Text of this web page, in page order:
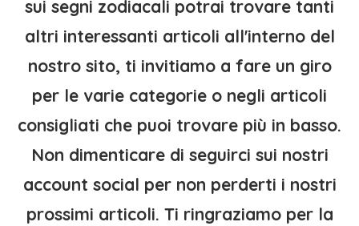
sui segni zodiacali potrai trovare tanti
altri interessanti articoli all'interno del
nostro sito, ti invitiamo a fare un giro
per le varie categorie o negli articoli
consigliati che puoi trovare più in basso.
Non dimenticare di seguirci sui nostri
account social per non perderti i nostri
prossimi articoli. Ti ringraziamo per la